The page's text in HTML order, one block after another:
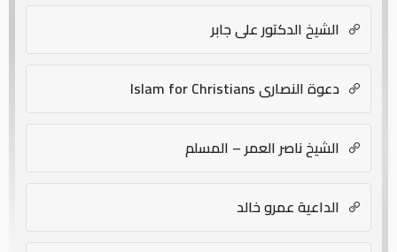
الشيخ الدكتور علي جابر
دعوة النصارى Islam for Christians
الشيخ ناصر العمر – المسلم
الداعية عمرو خالد